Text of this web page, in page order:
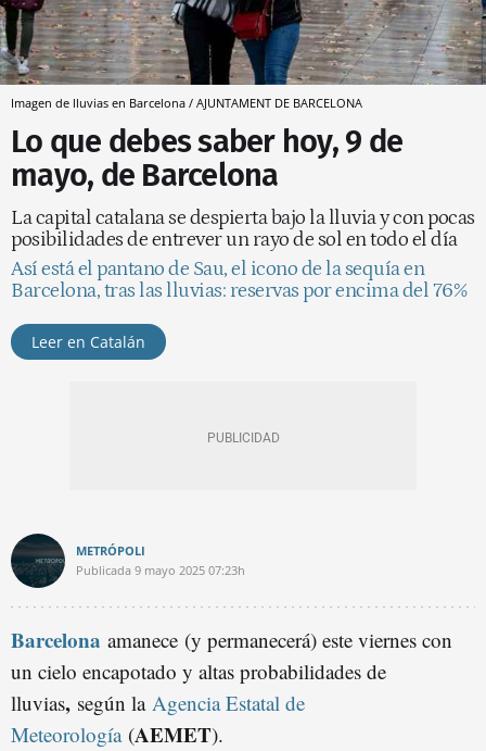
Imagen de lluvias en Barcelona / AJUNTAMENT DE BARCELONA
Lo que debes saber hoy, 9 de
mayo, de Barcelona
La capital catalana se despierta bajo la lluvia y con pocas
posibilidades de entrever un rayo de sol en todo el día
Así está el pantano de Sau, el icono de la sequía en
Barcelona, tras las lluvias: reservas por encima del 76%
Leer en Catalán
METRÓPOLI
Publicada 9 mayo 2025 07:23h
Barcelona amanece (y permanecerá) este viernes con
un cielo encapotado y altas probabilidades de
lluvias, según la Agencia Estatal de
Meteorología (AEMET).